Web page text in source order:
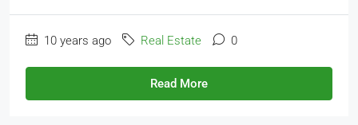
10 years ago Real Estate 0
Read More